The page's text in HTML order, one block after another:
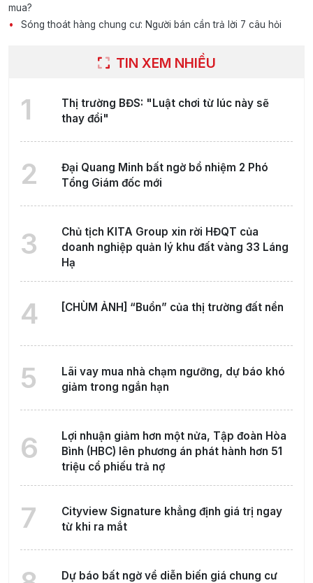
mua?
Sóng thoát hàng chung cư: Người bán cần trả lời 7 câu hỏi
TIN XEM NHIỀU
1
Thị trường BĐS: "Luật chơi từ lúc này sẽ
thay đổi"
2
Đại Quang Minh bất ngờ bổ nhiệm 2 Phó
Tổng Giám đốc mới
3
Chủ tịch KITA Group xin rời HĐQT của
doanh nghiệp quản lý khu đất vàng 33 Láng
Hạ
4 [CHÙM ẢNH] “Buồn” của thị trường đất nền
5
Lãi vay mua nhà chạm ngưỡng, dự báo khó
giảm trong ngắn hạn
6
Lợi nhuận giảm hơn một nửa, Tập đoàn Hòa
Bình (HBC) lên phương án phát hành hơn 51
triệu cổ phiếu trả nợ
7
Cityview Signature khẳng định giá trị ngay
từ khi ra mắt
Dự báo bất ngờ về diễn biến giá chung cư